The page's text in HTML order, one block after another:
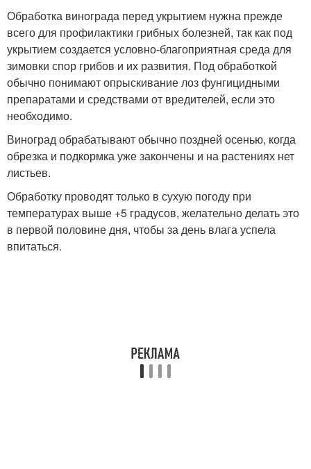
Обработка винограда перед укрытием нужна прежде
всего для профилактики грибных болезней, так как под
укрытием создается условно-благоприятная среда для
зимовки спор грибов и их развития. Под обработкой
обычно понимают опрыскивание лоз фунгицидными
препаратами и средствами от вредителей, если это
необходимо.
Виноград обрабатывают обычно поздней осенью, когда
обрезка и подкормка уже закончены и на растениях нет
листьев.
Обработку проводят только в сухую погоду при
температурах выше +5 градусов, желательно делать это
в первой половине дня, чтобы за день влага успела
впитаться.